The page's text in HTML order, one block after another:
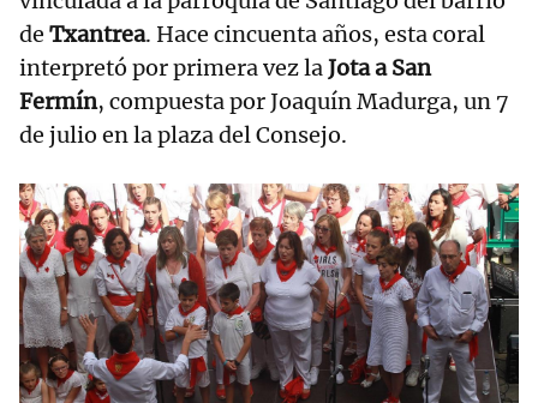
de Txantrea. Hace cincuenta años, esta coral
interpretó por primera vez laJota a San
Fermín, compuesta por Joaquín Madurga, un 7
de julio en la plaza del Consejo.